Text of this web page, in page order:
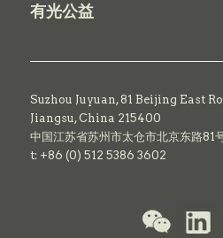
有光公益
Suzhou Juyuan, 81 Beijing East
Jiangsu, China 215400
中国江苏省苏州市太仓市北京东路81
t: +86 (0) 512 5386 3602